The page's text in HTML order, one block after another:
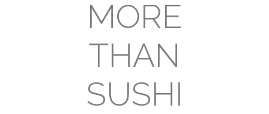
MORE
THAN
SUSHI